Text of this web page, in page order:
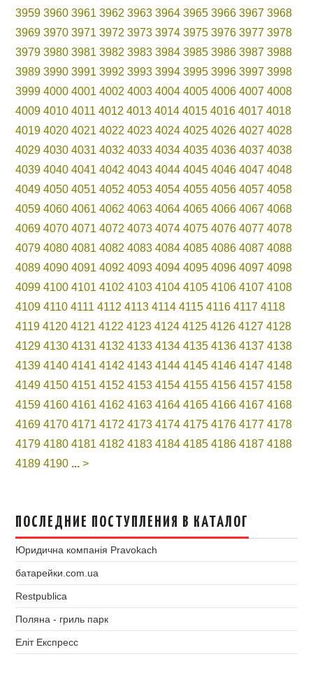
3959 3960 3961 3962 3963 3964 3965 3966 3967 3968
3969 3970 3971 3972 3973 3974 3975 3976 3977 3978
3979 3980 3981 3982 3983 3984 3985 3986 3987 3988
3989 3990 3991 3992 3993 3994 3995 3996 3997 3998
3999 4000 4001 4002 4003 4004 4005 4006 4007 4008
4009 4010 4011 4012 4013 4014 4015 4016 4017 4018
4019 4020 4021 4022 4023 4024 4025 4026 4027 4028
4029 4030 4031 4032 4033 4034 4035 4036 4037 4038
4039 4040 4041 4042 4043 4044 4045 4046 4047 4048
4049 4050 4051 4052 4053 4054 4055 4056 4057 4058
4059 4060 4061 4062 4063 4064 4065 4066 4067 4068
4069 4070 4071 4072 4073 4074 4075 4076 4077 4078
4079 4080 4081 4082 4083 4084 4085 4086 4087 4088
4089 4090 4091 4092 4093 4094 4095 4096 4097 4098
4099 4100 4101 4102 4103 4104 4105 4106 4107 4108
4109 4110 4111 4112 4113 4114 4115 4116 4117 4118
4119 4120 4121 4122 4123 4124 4125 4126 4127 4128
4129 4130 4131 4132 4133 4134 4135 4136 4137 4138
4139 4140 4141 4142 4143 4144 4145 4146 4147 4148
4149 4150 4151 4152 4153 4154 4155 4156 4157 4158
4159 4160 4161 4162 4163 4164 4165 4166 4167 4168
4169 4170 4171 4172 4173 4174 4175 4176 4177 4178
4179 4180 4181 4182 4183 4184 4185 4186 4187 4188
4189 4190 ... >
ПОСЛЕДНИЕ ПОСТУПЛЕНИЯ В КАТАЛОГ
Юридична компанія Pravokach
батарейки.com.ua
Restpublica
Поляна - гриль парк
Еліт Експресс